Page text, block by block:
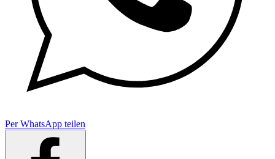
Per WhatsApp teilen